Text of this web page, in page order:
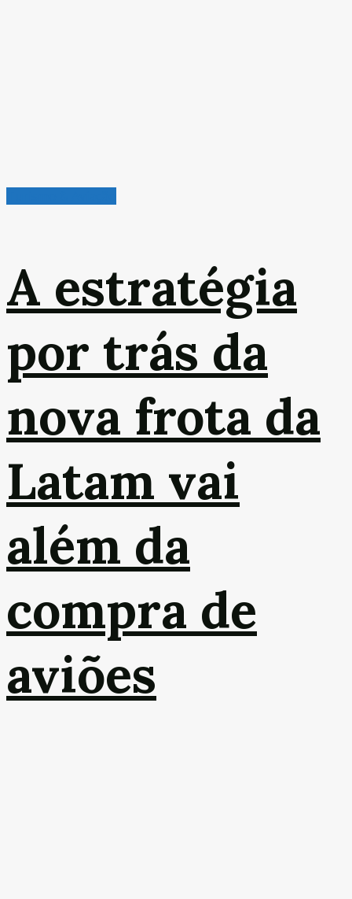
A estratégia
por trás da
nova frota da
Latam vai
além da
compra de
aviões